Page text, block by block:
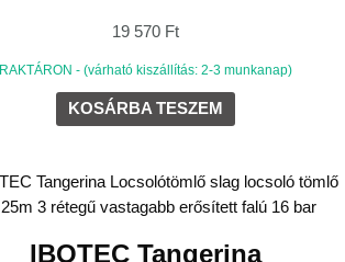
19 570 Ft
RAKTÁRON - (várható kiszállítás: 2-3 munkanap)
KOSÁRBA TESZEM
IBOTEC Tangerina